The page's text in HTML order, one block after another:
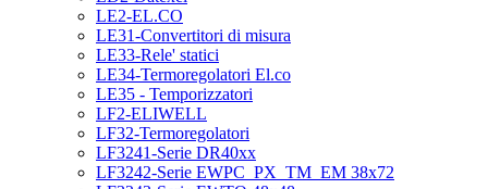
LE2-EL.CO
LE31-Convertitori di misura
LE33-Rele' statici
LE34-Termoregolatori El.co
LE35 - Temporizzatori
LF2-ELIWELL
LF32-Termoregolatori
LF3241-Serie DR40xx
LF3242-Serie EWPC_PX_TM_EM 38x72